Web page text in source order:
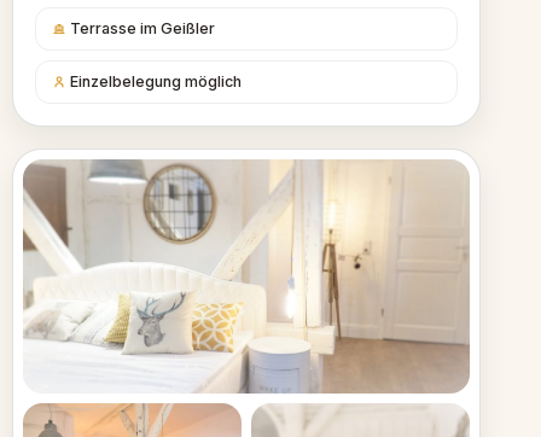
Terrasse im Geißler
Einzelbelegung möglich